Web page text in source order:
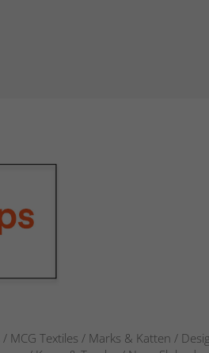
Textiles / Marks & Katten /